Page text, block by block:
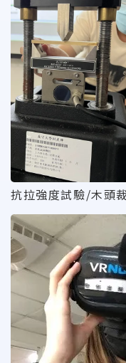
抗拉強度試驗/木頭